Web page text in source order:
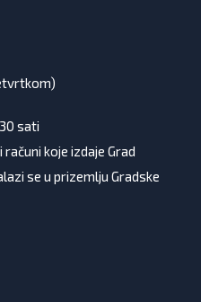
sati
koje izdaje Grad
se u prizemlju Gradske